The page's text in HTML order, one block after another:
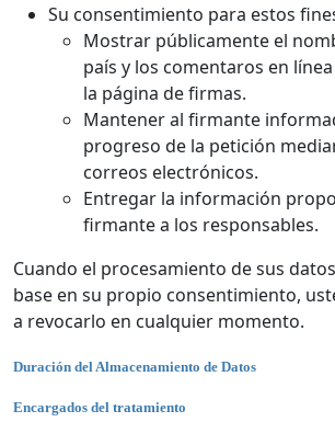
Su consentimiento para estos
Mostrar públicamente el
país y los comentaros en
la página de firmas.
Mantener al firmante
progreso de la petición
correos electrónicos.
Entregar la información
firmante a los responsables.
Cuando el procesamiento de sus
base en su propio consentimiento,
a revocarlo en cualquier momento.
Duración del Almacenamiento de Datos
Encargados del tratamiento